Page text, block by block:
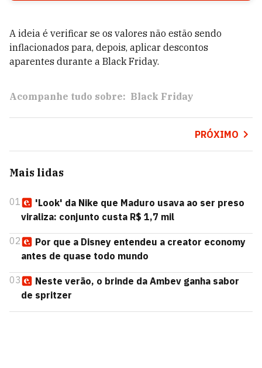
A ideia é verificar se os valores não estão sendo
inflacionados para, depois, aplicar descontos
aparentes durante a Black Friday.
Acompanhe tudo sobre: Black Friday
PRÓXIMO
Mais lidas
01
'Look' da Nike que Maduro usava ao ser preso
viraliza: conjunto custa R$ 1,7 mil
02
Por que a Disney entendeu a creator economy
antes de quase todo mundo
03
Neste verão, o brinde da Ambev ganha sabor
de spritzer